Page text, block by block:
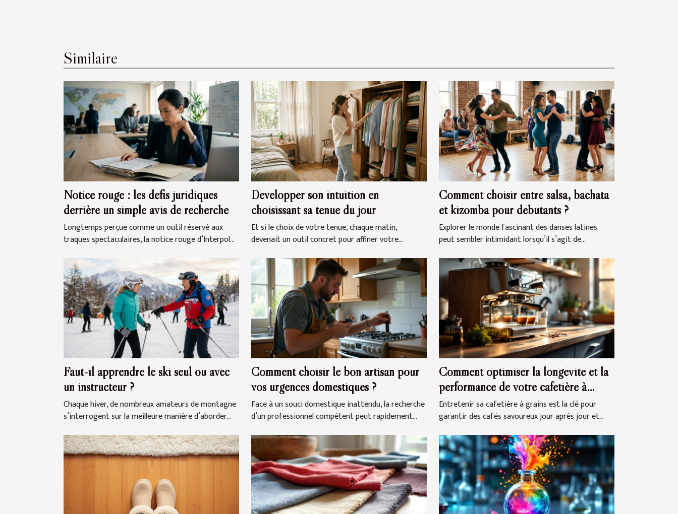
Similaire
Notice rouge : les défis juridiques
derrière un simple avis de recherche
Longtemps perçue comme un outil réservé aux
traques spectaculaires, la notice rouge d’Interpol...
Développer son intuition en
choisissant sa tenue du jour
Et si le choix de votre tenue, chaque matin,
devenait un outil concret pour affiner votre...
Comment choisir entre salsa, bachata
et kizomba pour débutants ?
Explorer le monde fascinant des danses latines
peut sembler intimidant lorsqu’il s’agit de...
Faut-il apprendre le ski seul ou avec
un instructeur ?
Chaque hiver, de nombreux amateurs de montagne
s’interrogent sur la meilleure manière d’aborder...
Comment choisir le bon artisan pour
vos urgences domestiques ?
Face à un souci domestique inattendu, la recherche
d’un professionnel compétent peut rapidement...
Comment optimiser la longévité et la
performance de votre cafetière à
grains ?
Entretenir sa cafetière à grains est la clé pour
garantir des cafés savoureux jour après jour et...